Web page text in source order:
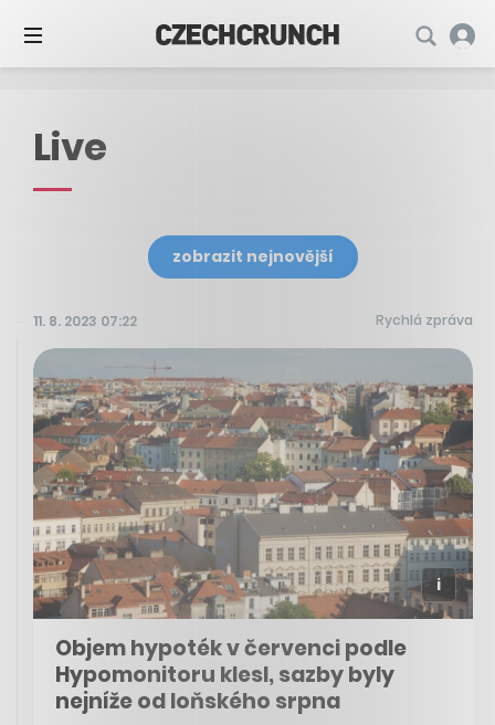
Live
zobrazit nejnovější
11. 8. 2023 07:22 Rychlá zpráva
Objem hypoték v červenci podle
Hypomonitoru klesl, sazby byly
nejníže od loňského srpna